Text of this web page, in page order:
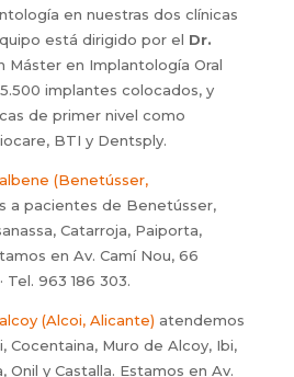
en nuestras dos clínicas
está dirigido por el Dr.
Máster en Implantología Oral
implantes colocados, y
de primer nivel como
BTI y Dentsply.
(Benetússer,
a pacientes de Benetússer,
Catarroja, Paiporta,
en Av. Camí Nou, 66
Tel. 963 186 303.
(Alcoi, Alicante) atendemos
Cocentaina, Muro de Alcoy, Ibi,
Onil y Castalla. Estamos en Av.